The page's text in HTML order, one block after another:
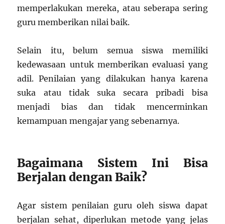
memperlakukan mereka, atau seberapa sering
guru memberikan nilai baik.
Selain itu, belum semua siswa memiliki
kedewasaan untuk memberikan evaluasi yang
adil. Penilaian yang dilakukan hanya karena
suka atau tidak suka secara pribadi bisa
menjadi bias dan tidak mencerminkan
kemampuan mengajar yang sebenarnya.
Bagaimana Sistem Ini Bisa
Berjalan dengan Baik?
Agar sistem penilaian guru oleh siswa dapat
berjalan sehat, diperlukan metode yang jelas